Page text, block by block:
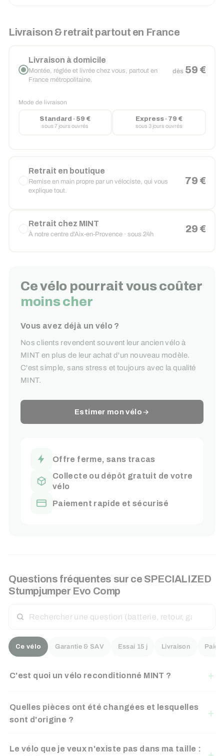
Livraison & retrait partout en France
Livraison à domicile
Montée, réglée et livrée chez vous, partout en
France métropolitaine.
dès 59 €
Mode de livraison
Standard · 59 €
sous 7 jours ouvrés
Express · 79 €
sous 3 jours ouvrés
Retrait en boutique
Remise en main propre par un vélociste, qui vous
explique tout.
79 €
Retrait chez MINT
À notre centre d'Aix-en-Provence · sous 24h 29 €
Ce vélo pourrait vous coûter
moins cher
Vous avez déjà un vélo ?
Nos clients revendent souvent leur ancien vélo à
MINT en plus de leur achat d'un nouveau modèle.
C'est simple, sans stress et toujours avec la qualité
MINT.
Estimer mon vélo
Offre ferme, sans tracas
Collecte ou dépôt gratuit de votre
vélo
Paiement rapide et sécurisé
Questions fréquentes sur ce SPECIALIZED
Stumpjumper Evo Comp
UNE
Ce vélo Garantie & SAV Essai 15 j Livraison
C'est quoi un vélo reconditionné MINT ?
Quelles pièces ont été changées et lesquelles
sont d'origine ?
Le vélo que je veux n'existe pas dans ma taille :